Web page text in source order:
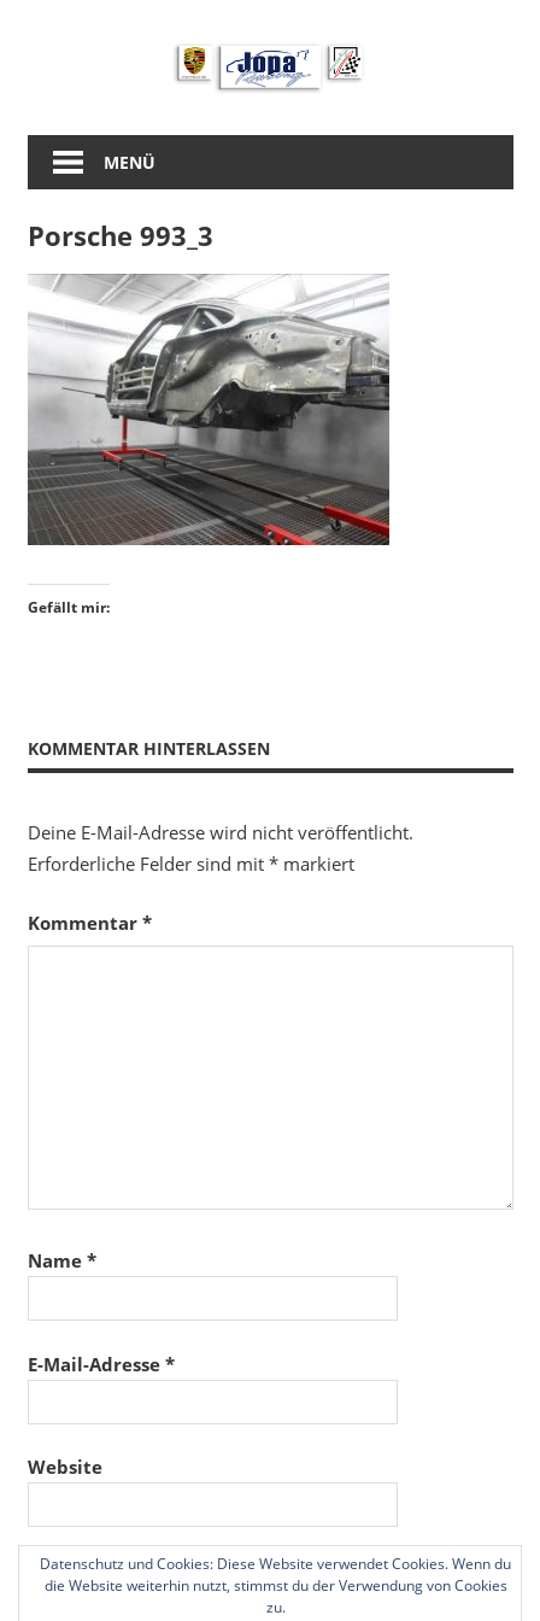
MENÜ
Porsche 993_3
Gefällt mir:
KOMMENTAR HINTERLASSEN
Deine E-Mail-Adresse wird nicht veröffentlicht.
Erforderliche Felder sind mit *markiert
Kommentar *
Name *
E-Mail-Adresse *
Website
Name, E-Mail-Adresse und Website in diesem
Browser für meinen nächsten Kommentar speichern.
Datenschutz und Cookies: Diese Website verwendet Cookies. Wenn du
die Website weiterhin nutzt, stimmst du der Verwendung von Cookies
zu.